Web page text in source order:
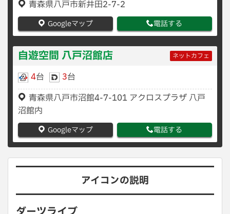
青森県八戸市新井田2-7-2
Googleマップ 電話する
自遊空間 八戸沼館店 ネットカフェ
4台 3台
青森県八戸市沼館4-7-101 アクロスプラザ 八戸
沼館内
Googleマップ 電話する
アイコンの説明